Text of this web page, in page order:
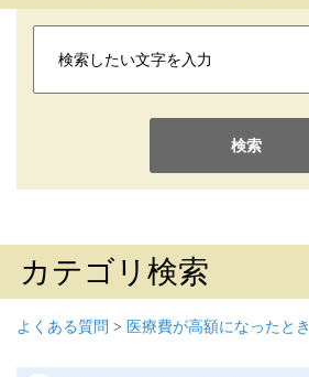
検索
カテゴリ検索
よくある質問 > 医療費が高額になったとき